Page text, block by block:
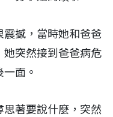
撼，當時她和爸爸
她突然接到爸爸病危
面。
思著要說什麼，突然